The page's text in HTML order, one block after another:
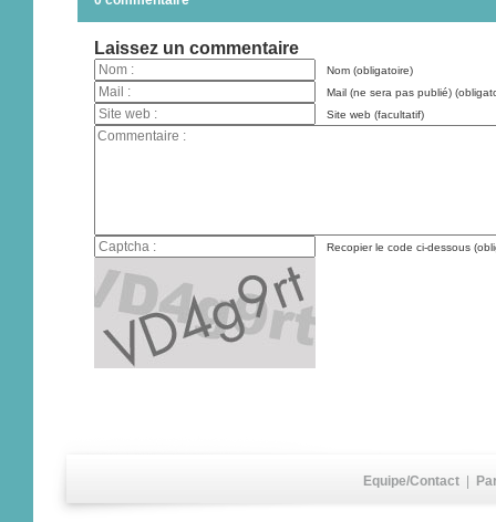
Laissez un commentaire
Nom (obligatoire)
Mail (ne sera pas publié)
Site web (facultatif)
Recopier le code ci-dessous
Equipe/Contact